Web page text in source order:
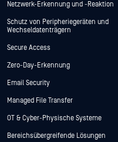
Netzwerk-Erkennung und -Reaktion
Schutz von Peripheriegeräten und
Wechseldatenträgern
Secure Access
Zero-Day-Erkennung
Email Security
Managed File Transfer
OT & Cyber-Physische Systeme
Bereichsübergreifende Lösungen